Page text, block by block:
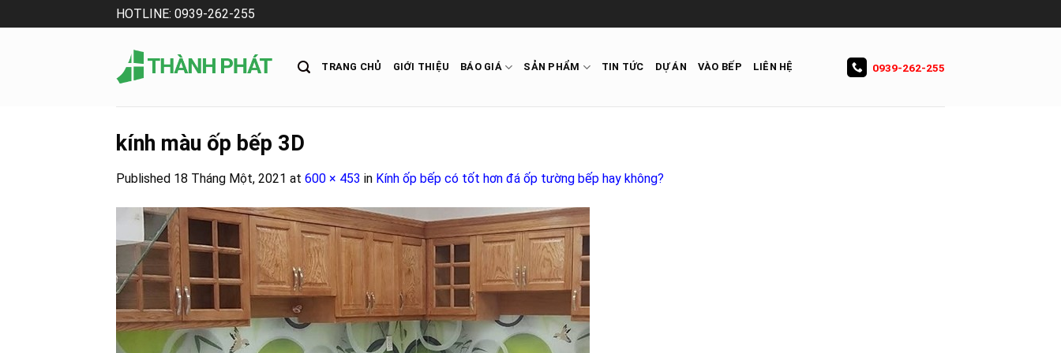
to
HOTLINE: 0939-262-255
TRANG CHỦ GIỚI THIỆU BÁO GIÁ SẢN PHẨM TIN TỨC DỰ ÁN VÀO BẾP LIÊN HỆ 0939-262-255
kính màu ốp bếp 3D
Published 18 Tháng Một, 2021 at 600 × 453 in Kính ốp bếp có tốt hơn đá ốp tường bếp hay không?